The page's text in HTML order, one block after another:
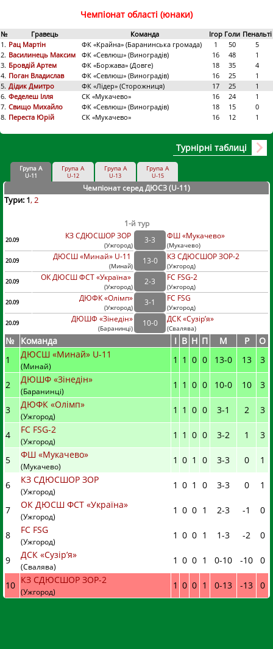
Чемпіонат області (юнаки)
№ Гравець Команда Ігор Голи Пенальті
1. Рац Мартін ФК «Крайна» (Баранинська громада) 1 50
5
2. Василинець Максим ФК «Севлюш» (Виноградів) 16 48
1
3. Бровдій Артем ФК «Боржава» (Довге) 18 35
4
4. Поган Владислав ФК «Севлюш» (Виноградів) 16 25
1
5. Дідик Дмитро ФК «Лідер» (Сторожниця) 17 25
1
6. Феделеш Ілля СК «Мукачево» 16 24
1
7. Свищо Михайло ФК «Севлюш» (Виноградів) 18 15
0
8. Переста Юрій СК «Мукачево» 16 12 1
Турнірні таблиці
Група А
U-11
Група А
U-12
Група А
U-13
Група А
U-15
Чемпіонат серед ДЮСЗ (U-11)
Тури: 1 2
1-й тур
20.09 КЗ СДЮСШОР ЗОР
(Ужгород)
3-3 ФШ «Мукачево»
(Мукачево)
20.09
ДЮСШ «Минай» U-11
(Минай)
13-0 КЗ СДЮСШОР ЗОР-2
(Ужгород)
20.09
ОК ДЮСШ ФСТ «Україна»
(Ужгород)
2-3 FC FSG-2
(Ужгород)
20.09
ДЮФК «Олімп»
(Ужгород)
3-1 FC FSG
(Ужгород)
20.09
ДЮШФ «Зінедін»
(Баранинці)
10-0 ДСК «Сузір’я»
(Свалява)
№ Команда I В Н П М Р
О
1
ДЮСШ «Минай» U-11
(Минай)
1 1 0 0 13-0 13 3
2 ДЮШФ «Зінедін»
(Баранинці)
1 1 0 0 10-0 10 3
3 ДЮФК «Олімп»
(Ужгород)
1 1 0 0 3-1 2 3
4 FC FSG-2
(Ужгород)
1 1 0 0 3-2 1 3
5 ФШ «Мукачево»
(Мукачево)
1 0 1 0 3-3 0 1
6 КЗ СДЮСШОР ЗОР
(Ужгород)
1 0 1 0 3-3 0 1
7 ОК ДЮСШ ФСТ «Україна»
(Ужгород)
1 0 0 1 2-3 -1 0
8 FC FSG
(Ужгород)
1 0 0 1 1-3 -2 0
9 ДСК «Сузір’я»
(Свалява)
1 0 0 1 0-10 -10 0
10 КЗ СДЮСШОР ЗОР-2
(Ужгород)
1 0 0 1 0-13 -13 0